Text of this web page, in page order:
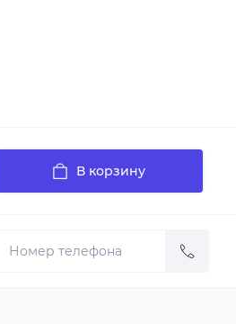
В корзину